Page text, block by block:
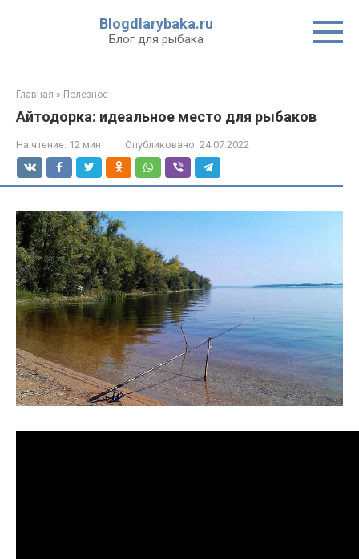
Blogdlarybaka.ru
Блог для рыбака
Главная » Полезное
Айтодорка: идеальное место для рыбаков
На чтение: 12 мин Опубликовано: 24.07.2022